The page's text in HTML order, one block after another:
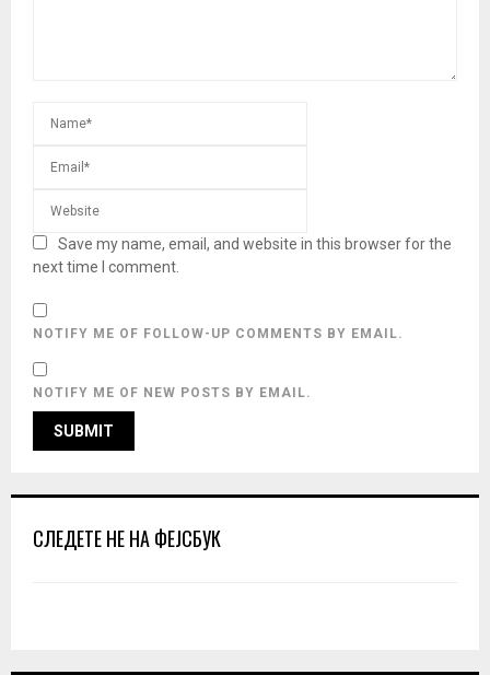
Save my name, email, and website in this browser for the
next time I comment.
NOTIFY ME OF FOLLOW-UP COMMENTS BY EMAIL.
NOTIFY ME OF NEW POSTS BY EMAIL.
СЛЕДЕТЕ НЕ НА ФЕЈСБУК